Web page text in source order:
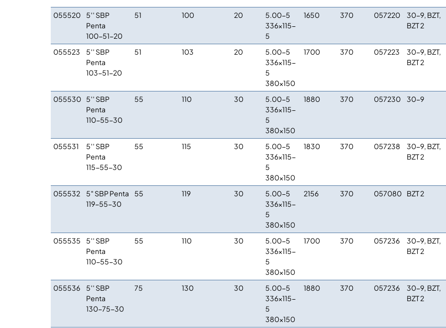
055520
5′′ SBP
Penta
100-51-20
51 100 20
5.00-5
336×115-
5
1650 370 057220
30-9, BZT,
BZT 2
055523
5′′ SBP
Penta
103-51-20
51 103 20
5.00-5
336×115-
5
380×150
1700 370 057223
30-9, BZT,
BZT 2
055530
5′′ SBP
Penta
110-55-30
55 110 30
5.00-5
336×115-
5
380×150
1880 370 057230 30-9
055531
5′′ SBP
Penta
115-55-30
55 115 30
5.00-5
336×115-
5
380×150
1830 370 057238
30-9, BZT,
BZT 2
055532
5″ SBP Penta
119-55-30
55 119 30
5.00-5
336×115-
5
380×150
2156 370 057080 BZT 2
055535
5′′ SBP
Penta
110-55-30
55 110 30
5.00-5
336×115-
5
380×150
1700 370 057236
30-9, BZT,
BZT 2
055536
5′′ SBP
Penta
130-75-30
75 130 30
5.00-5
336×115-
5
380×150
1880 370 057236
30-9, BZT,
BZT 2